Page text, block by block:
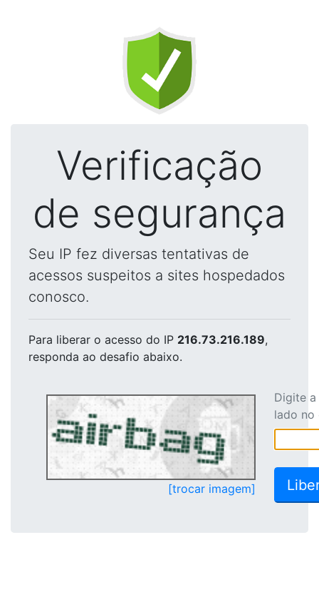
Verificação
de segurança
Seu IP fez diversas tentativas de
acessos suspeitos a sites hospedados
conosco.
Para liberar o acesso do IP 216.73.216.189,
responda ao desafio abaixo.
[trocar imagem]
Digite
lado no